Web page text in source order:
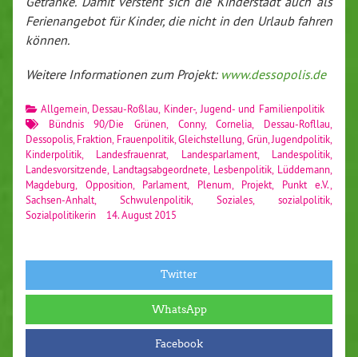
Ferienangebot für Kinder, die nicht in den Urlaub fahren
können.
Weitere Informationen zum Projekt: www.dessopolis.de
Allgemein, Dessau-Roßlau Kinder-, Jugend- und Familienpolitik
Bündnis 90/Die Grünen
Conny,Cornelia Dessau-Roﬂlau
Dessopolis Fraktion Frauenpolitik,Gleichstellung Grün, Jugendpolitik
Kinderpolitik
Landesfrauenrat Landesparlament, Landespolitik
Landesvorsitzende Landtagsabgeordnete Lesbenpolitik Lüddemann
Magdeburg
Opposition, Parlament Plenum Projekt Punkt e.V.
Sachsen-Anhalt
Schwulenpolitik Soziales sozialpolitik
Sozialpolitikerin
14. August 2015
Twitter
WhatsApp
Facebook